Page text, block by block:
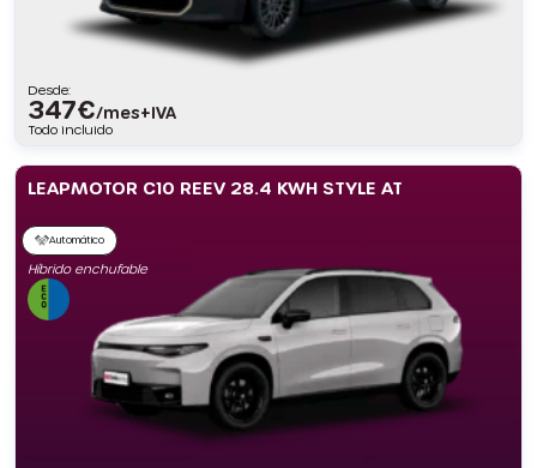
Desde:
347€/mes+IVA
Todo incluido
LEAPMOTOR C10 REEV 28.4 KWH STYLE AT
Automático
Híbrido enchufable